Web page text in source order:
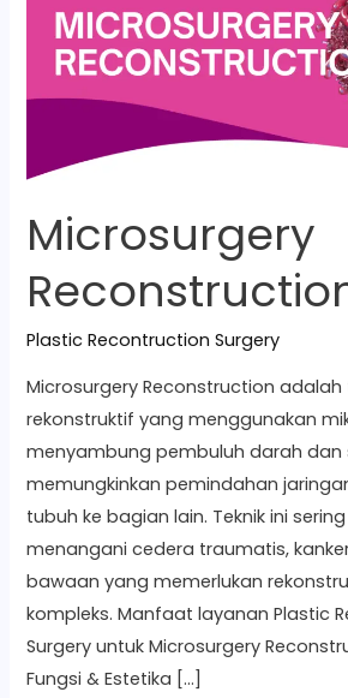
Microsurgery
Plastic Recontruction Surgery
Microsurgery Reconstruction adalah
rekonstruktif yang menggunakan
menyambung pembuluh darah dan
memungkinkan pemindahan
tubuh ke bagian lain. Teknik ini
menangani cedera traumatis,
bawaan yang memerlukan
kompleks. Manfaat layanan Plastic
Surgery untuk Microsurgery
Fungsi & Estetika […]